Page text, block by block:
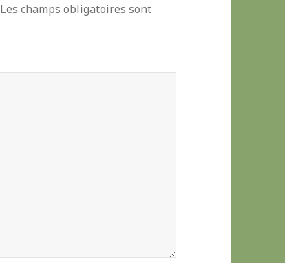
Les champs obligatoires sont